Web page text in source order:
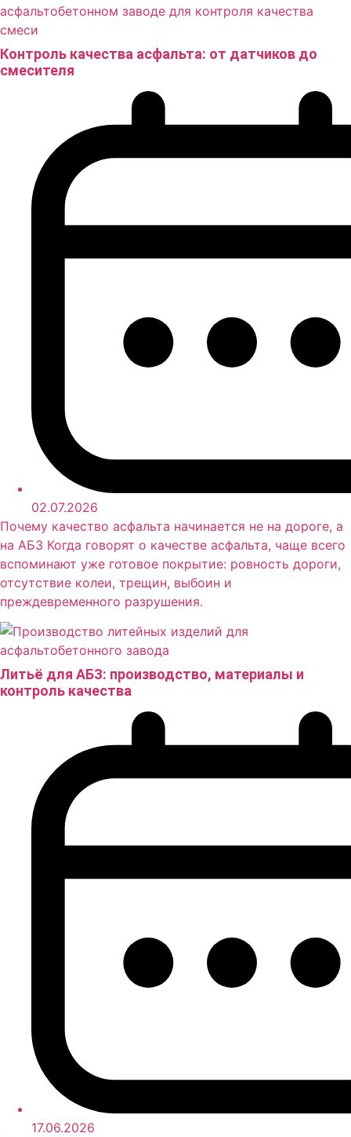
Контроль качества асфальта: от датчиков до
смесителя
02.07.2026
Почему качество асфальта начинается не на дороге, а
на АБЗ Когда говорят о качестве асфальта, чаще всего
вспоминают уже готовое покрытие: ровность дороги,
отсутствие колеи, трещин, выбоин и
преждевременного разрушения.
Литьё для АБЗ: производство, материалы и
контроль качества
17.06.2026